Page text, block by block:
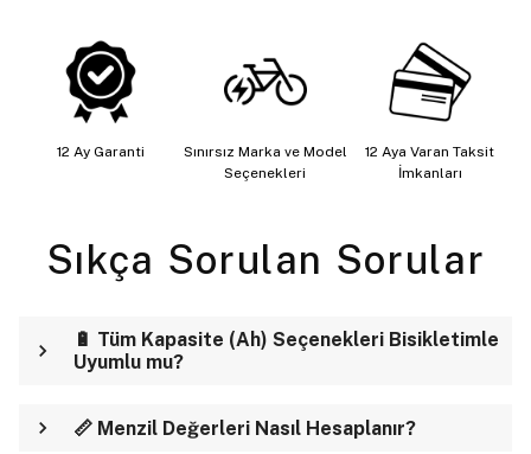
12 Ay Garanti
Sınırsız Marka ve Model
Seçenekleri
12 Aya Varan Taksit
İmkanları
Sıkça Sorulan Sorular
🔋 Tüm Kapasite (Ah) Seçenekleri Bisikletimle
Uyumlu mu?
📏 Menzil Değerleri Nasıl Hesaplanır?